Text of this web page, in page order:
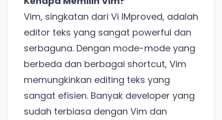
Vim, singkatan dari Vi IMproved, adalah
editor teks yang sangat powerful dan
serbaguna. Dengan mode-mode yang
berbeda dan berbagai shortcut, Vim
memungkinkan editing teks yang
sangat efisien. Banyak developer yang
sudah terbiasa dengan Vim dan